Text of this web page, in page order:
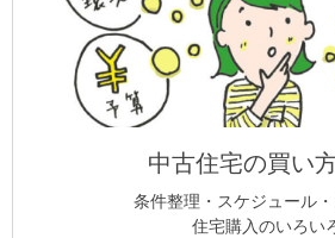
中古住宅の買い
条件整理・スケジュール
住宅購入のいろい